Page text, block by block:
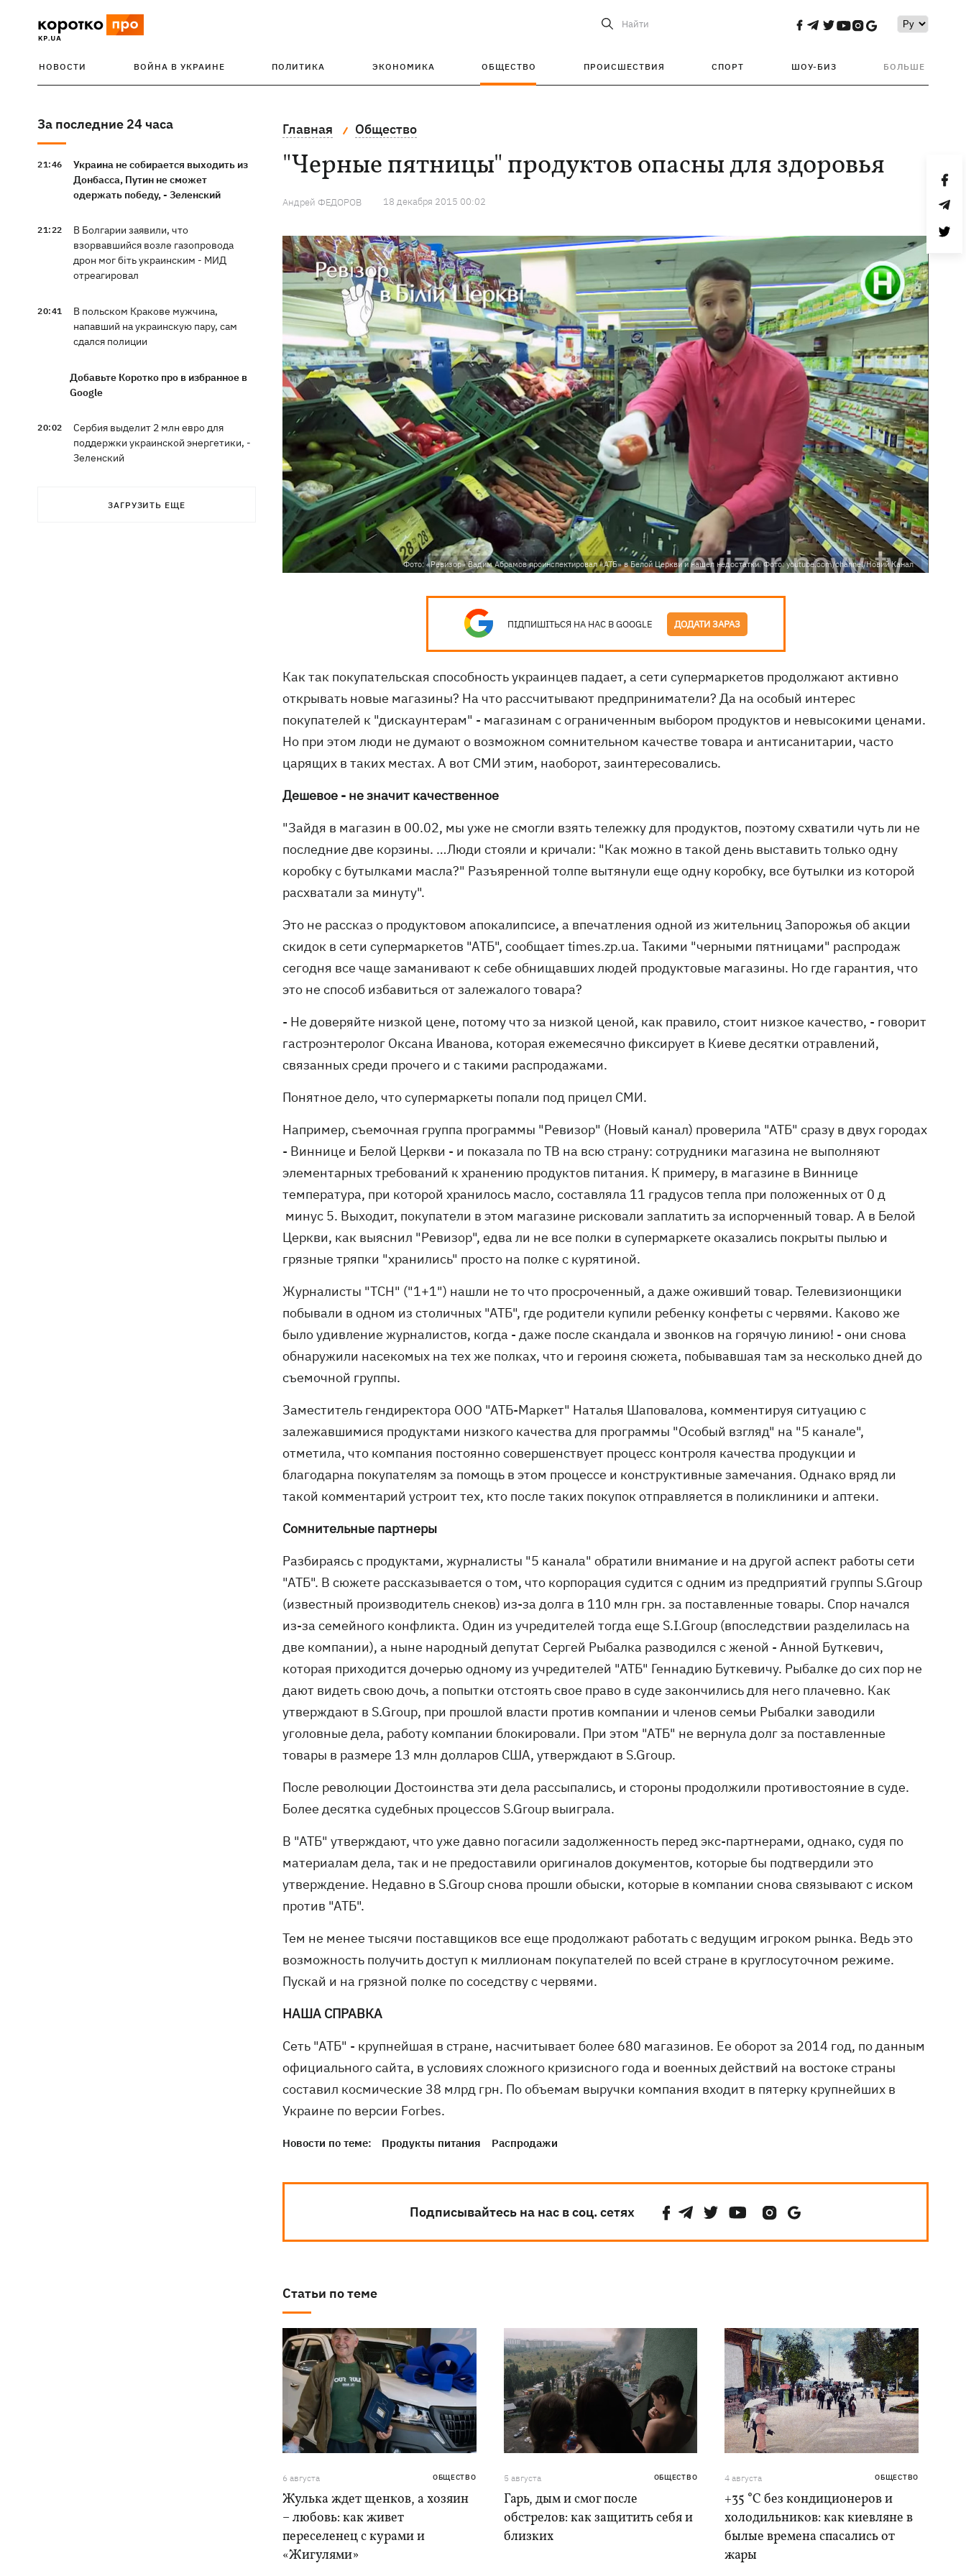
Найти
НОВОСТИ ВОЙНА В УКРАИНЕ ПОЛИТИКА ЭКОНОМИКА ОБЩЕСТВО ПРОИСШЕСТВИЯ СПОРТ ШОУ-БИЗ БОЛЬШЕ
За последние 24 часа
21:46
Украина не собирается выходить из
Донбасса, Путин не сможет
одержать победу, - Зеленский
21:22
В Болгарии заявили, что
взорвавшийся возле газопровода
дрон мог біть украинским - МИД
отреагировал
20:41
В польском Кракове мужчина,
напавший на украинскую пару, сам
сдался полиции
Добавьте Коротко про в избранное в
Google
20:02
Сербия выделит 2 млн евро для
поддержки украинской энергетики, -
Зеленский
акции за Федорова, удалили после
ЗАГРУЗИТЬ ЕЩЕ
Главная Общество
"Черные пятницы" продуктов опасны для здоровья
Андрей ФЕДОРОВ 18 декабря 2015 00:02
Фото: «Ревизор» Вадим Абрамов проинспектировал «АТБ» в Белой Церкви и нашел недостатки. Фото: youtube.com/channel/Новий Канал
ПІДПИШІТЬСЯ НА НАС В GOOGLE ДОДАТИ ЗАРАЗ
Как так покупательская способность украинцев падает, а сети супермаркетов продолжают активно
открывать новые магазины? На что рассчитывают предприниматели? Да на особый интерес
покупателей к "дискаунтерам" - магазинам с ограниченным выбором продуктов и невысокими ценами.
Но при этом люди не думают о возможном сомнительном качестве товара и антисанитарии, часто
царящих в таких местах. А вот СМИ этим, наоборот, заинтересовались.
Дешевое - не значит качественное
"Зайдя в магазин в 00.02, мы уже не смогли взять тележку для продуктов, поэтому схватили чуть ли не
последние две корзины. …Люди стояли и кричали: "Как можно в такой день выставить только одну
коробку с бутылками масла?" Разъяренной толпе вытянули еще одну коробку, все бутылки из которой
расхватали за минуту".
Это не рассказ о продуктовом апокалипсисе, а впечатления одной из жительниц Запорожья об акции
скидок в сети супермаркетов "АТБ", сообщает times.zp.ua. Такими "черными пятницами" распродаж
сегодня все чаще заманивают к себе обнищавших людей продуктовые магазины. Но где гарантия, что
это не способ избавиться от залежалого товара?
- Не доверяйте низкой цене, потому что за низкой ценой, как правило, стоит низкое качество, - говорит
гастроэнтеролог Оксана Иванова, которая ежемесячно фиксирует в Киеве десятки отравлений,
связанных среди прочего и с такими распродажами.
Понятное дело, что супермаркеты попали под прицел СМИ.
Например, съемочная группа программы "Ревизор" (Новый канал) проверила "АТБ" сразу в двух городах
- Виннице и Белой Церкви - и показала по ТВ на всю страну: сотрудники магазина не выполняют
элементарных требований к хранению продуктов питания. К примеру, в магазине в Виннице
температура, при которой хранилось масло, составляла 11 градусов тепла при положенных от 0 д
минус 5. Выходит, покупатели в этом магазине рисковали заплатить за испорченный товар. А в Белой
Церкви, как выяснил "Ревизор", едва ли не все полки в супермаркете оказались покрыты пылью и
грязные тряпки "хранились" просто на полке с курятиной.
Журналисты "ТСН" ("1+1") нашли не то что просроченный, а даже оживший товар. Телевизионщики
побывали в одном из столичных "АТБ", где родители купили ребенку конфеты с червями. Каково же
было удивление журналистов, когда - даже после скандала и звонков на горячую линию! - они снова
обнаружили насекомых на тех же полках, что и героиня сюжета, побывавшая там за несколько дней до
съемочной группы.
Заместитель гендиректора ООО "АТБ-Маркет" Наталья Шаповалова, комментируя ситуацию с
залежавшимися продуктами низкого качества для программы "Особый взгляд" на "5 канале",
отметила, что компания постоянно совершенствует процесс контроля качества продукции и
благодарна покупателям за помощь в этом процессе и конструктивные замечания. Однако вряд ли
такой комментарий устроит тех, кто после таких покупок отправляется в поликлиники и аптеки.
Сомнительные партнеры
Разбираясь с продуктами, журналисты "5 канала" обратили внимание и на другой аспект работы сети
"АТБ". В сюжете рассказывается о том, что корпорация судится с одним из предприятий группы S.Group
(известный производитель снеков) из-за долга в 110 млн грн. за поставленные товары. Спор начался
из-за семейного конфликта. Один из учредителей тогда еще S.I.Group (впоследствии разделилась на
две компании), а ныне народный депутат Сергей Рыбалка разводился с женой - Анной Буткевич,
которая приходится дочерью одному из учредителей "АТБ" Геннадию Буткевичу. Рыбалке до сих пор не
дают видеть свою дочь, а попытки отстоять свое право в суде закончились для него плачевно. Как
утверждают в S.Group, при прошлой власти против компании и членов семьи Рыбалки заводили
уголовные дела, работу компании блокировали. При этом "АТБ" не вернула долг за поставленные
товары в размере 13 млн долларов США, утверждают в S.Group.
После революции Достоинства эти дела рассыпались, и стороны продолжили противостояние в суде.
Более десятка судебных процессов S.Group выиграла.
В "АТБ" утверждают, что уже давно погасили задолженность перед экс-партнерами, однако, судя по
материалам дела, так и не предоставили оригиналов документов, которые бы подтвердили это
утверждение. Недавно в S.Group снова прошли обыски, которые в компании снова связывают с иском
против "АТБ".
Тем не менее тысячи поставщиков все еще продолжают работать с ведущим игроком рынка. Ведь это
возможность получить доступ к миллионам покупателей по всей стране в круглосуточном режиме.
Пускай и на грязной полке по соседству с червями.
НАША СПРАВКА
Сеть "АТБ" - крупнейшая в стране, насчитывает более 680 магазинов. Ее оборот за 2014 год, по данным
официального сайта, в условиях сложного кризисного года и военных действий на востоке страны
составил космические 38 млрд грн. По объемам выручки компания входит в пятерку крупнейших в
Украине по версии Forbes.
Новости по теме: Продукты питания Распродажи
Подписывайтесь на нас в соц. сетях
Статьи по теме
6 августа ОБЩЕСТВО
Жулька ждет щенков, а хозяин
– любовь: как живет
переселенец с курами и
«Жигулями»
5 августа ОБЩЕСТВО
Гарь, дым и смог после
обстрелов: как защитить себя и
близких
4 августа ОБЩЕСТВО
+35 °C без кондиционеров и
холодильников: как киевляне в
былые времена спасались от
жары